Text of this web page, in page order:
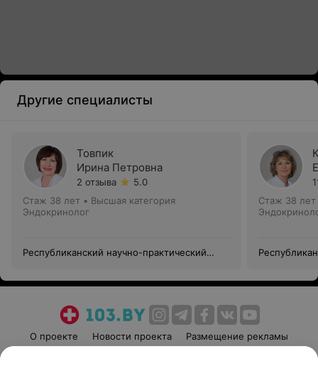
Другие специалисты
Товпик
Ирина Петровна
2 отзыва
5.0
Стаж 38 лет • Высшая категория
Эндокринолог
Республиканский научно-практический
Стаж 38 лет
О проекте Новости проекта
Размещение рекламы